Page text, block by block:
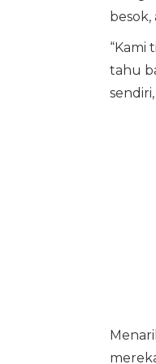
besok,
“Kami
tahu